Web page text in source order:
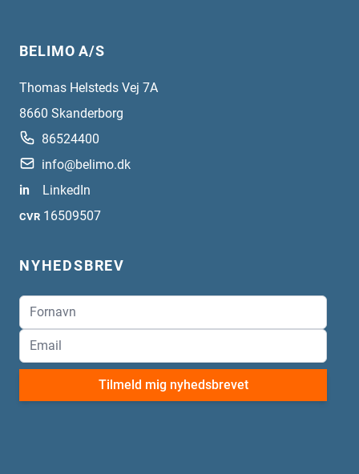
BELIMO A/S
Thomas Helsteds Vej 7A
8660 Skanderborg
86524400
info@belimo.dk
in
LinkedIn
CVR 16509507
NYHEDSBREV
Tilmeld mig nyhedsbrevet